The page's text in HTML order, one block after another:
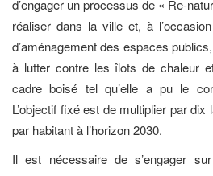
d’engager un processus de « Re-
réaliser dans la ville et, à
d’aménagement des espaces
à lutter contre les îlots de chaleur
cadre boisé tel qu’elle a pu le
L’objectif fixé est de multiplier par
par habitant à l’horizon 2030.
Il est nécessaire de s’engager